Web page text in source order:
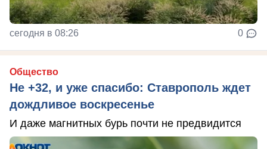
сегодня в 08:26 0
Общество
Не +32, и уже спасибо: Ставрополь ждет
дождливое воскресенье
И даже магнитных бурь почти не предвидится